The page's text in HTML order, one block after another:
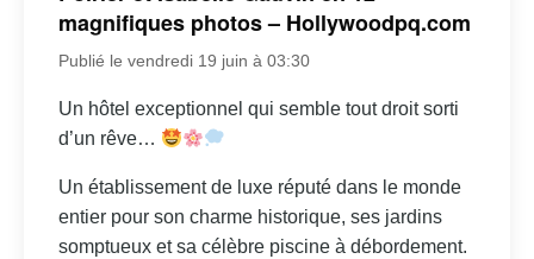
magnifiques photos – Hollywoodpq.com
Publié le vendredi 19 juin à 03:30
Un hôtel exceptionnel qui semble tout droit sorti
d’un rêve…
Un établissement de luxe réputé dans le monde
entier pour son charme historique, ses jardins
somptueux et sa célèbre piscine à débordement.